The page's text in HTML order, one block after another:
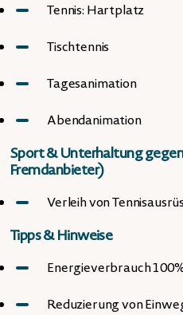
Tennis: Hartplatz
Tischtennis
Tagesanimation
Abendanimation
Sport & Unterhaltung
Fremdanbieter)
Verleih von
Tipps & Hinweise
Energieverbrauch
Reduzierung von